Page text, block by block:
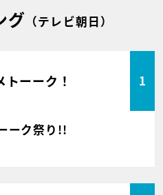
グ （テレビ朝日）
トーーク！ 1
ーク祭り!!